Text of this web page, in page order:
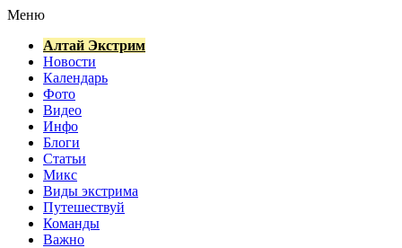
Меню
Алтай Экстрим
Новости
Календарь
Фото
Видео
Инфо
Блоги
Статьи
Микс
Виды экстрима
Путешествуй
Команды
Важно